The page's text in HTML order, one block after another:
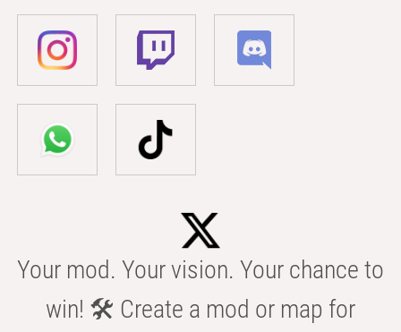
Your mod. Your vision. Your chance to
win! 🛠️ Create a mod or map for